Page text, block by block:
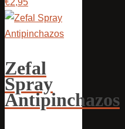
Zefal
Spray
Antipinchazos